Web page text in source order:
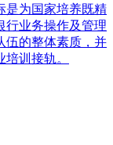
是为国家培养既精
行业务操作及管理
伍的整体素质，并
训接轨。